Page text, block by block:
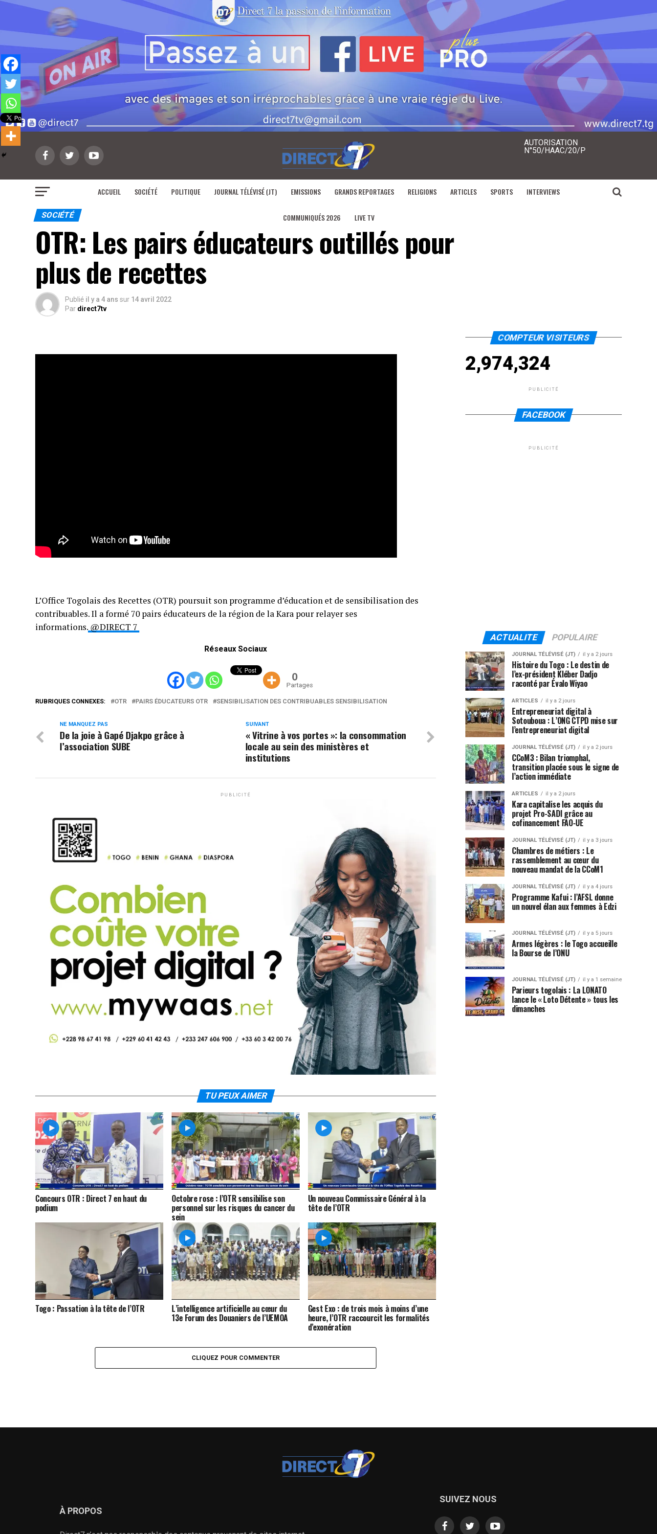
AUTORISATION
N°50/HAAC/20/P
ACCUEIL SOCIÉTÉ POLITIQUE JOURNAL TÉLÉVISÉ (JT) EMISSIONS GRANDS REPORTAGES RELIGIONS ARTICLES SPORTS INTERVIEWS
COMMUNIQUÉS 2026 LIVE TV
SOCIÉTÉ
OTR: Les pairs éducateurs outillés pour
plus de recettes
Publié il y a 4 ans sur 14 avril 2022
Par direct7tv
L’Office Togolais des Recettes (OTR) poursuit son programme d’éducation et de sensibilisation des
contribuables. Il a formé 70 pairs éducateurs de la région de la Kara pour relayer ses
informations. @DIRECT 7
Réseaux Sociaux
0
Partages
RUBRIQUES CONNEXES: OTR PAIRS ÉDUCATEURS OTR SENSIBILISATION DES CONTRIBUABLES SENSIBILISATION
SUIVANT
« Vitrine à vos portes »: la consommation
locale au sein des ministères et
institutions
NE MANQUEZ PAS
De la joie à Gapé Djakpo grâce à
l’association SUBE
PUBLICITÉ
TU PEUX AIMER
Concours OTR : Direct 7 en haut du
podium
Octobre rose : l’OTR sensibilise son
personnel sur les risques du cancer du
sein
Un nouveau Commissaire Général à la
tête de l’OTR
Togo : Passation à la tête de l’OTR L’intelligence artificielle au cœur du
13e Forum des Douaniers de l’UEMOA
Gest Exo : de trois mois à moins d’une
heure, l’OTR raccourcit les formalités
d’exonération
CLIQUEZ POUR COMMENTER
COMPTEUR VISITEURS
2,974,324
PUBLICITÉ
FACEBOOK
PUBLICITÉ
ACTUALITE POPULAIRE
JOURNAL TÉLÉVISÉ (JT) il y a 2 jours
Histoire du Togo : Le destin de
l’ex-président Kléber Dadjo
raconté par Évalo Wiyao
ARTICLES il y a 2 jours
Entrepreneuriat digital à
Sotouboua : L’ONG CTPD mise sur
l’entrepreneuriat digital
JOURNAL TÉLÉVISÉ (JT) il y a 2 jours
CCoM3 : Bilan triomphal,
transition placée sous le signe de
l’action immédiate
ARTICLES il y a 2 jours
Kara capitalise les acquis du
projet Pro-SADI grâce au
cofinancement FAO-UE
JOURNAL TÉLÉVISÉ (JT) il y a 3 jours
Chambres de métiers : Le
rassemblement au cœur du
nouveau mandat de la CCoM1
JOURNAL TÉLÉVISÉ (JT) il y a 4 jours
Programme Kafui : l’AFSL donne
un nouvel élan aux femmes à Edzi
JOURNAL TÉLÉVISÉ (JT) il y a 5 jours
Armes légères : le Togo accueille
la Bourse de l’ONU
JOURNAL TÉLÉVISÉ (JT) il y a 1 semaine
Parieurs togolais : La LONATO
lance le « Loto Détente » tous les
dimanches
À PROPOS
SUIVEZ NOUS